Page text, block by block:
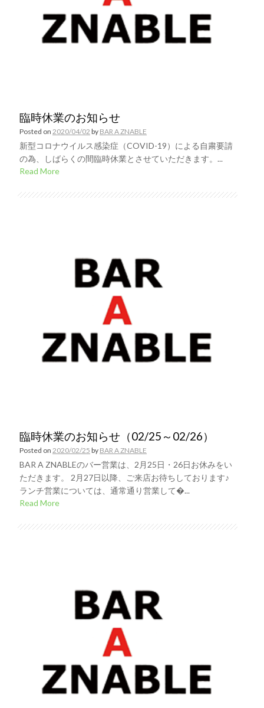
臨時休業のお知らせ
Posted on 2020/04/02 by BAR A ZNABLE
新型コロナウイルス感染症（COVID-19）による自粛要請
の為、しばらくの間臨時休業とさせていただきます。...
Read More
臨時休業のお知らせ（02/25～02/26）
Posted on 2020/02/25 by BAR A ZNABLE
BAR A ZNABLEのバー営業は、2月25日・26日お休みをい
ただきます。 2月27日以降、ご来店お待ちしております♪
ランチ営業については、通常通り営業して�...
Read More